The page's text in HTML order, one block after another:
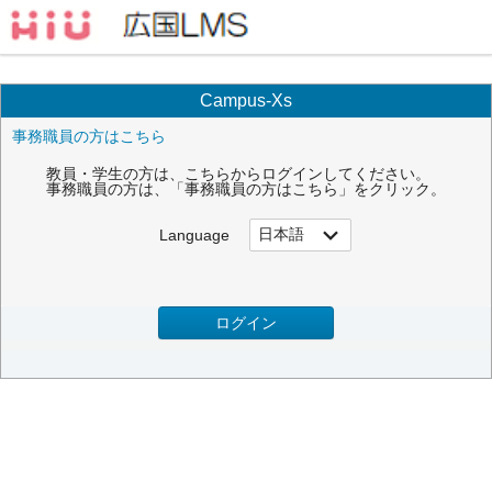
Campus-Xs
事務職員の方はこちら
教員・学生の方は、こちらからログインしてください。
事務職員の方は、「事務職員の方はこちら」をクリック。
Language
ログイン